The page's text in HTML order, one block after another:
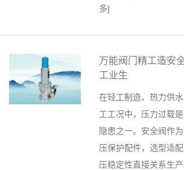
多]
万能阀门精工造安
工业生
在轻工制造、热力供
工工况中，压力过载
隐患之一。安全阀作
压保护配件，选型适
压稳定性直接关系生